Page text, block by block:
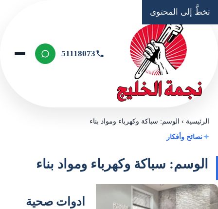
تخطَّ إلى المحتوى
51118073
الرئيسية ›الوسم: سباكة وكهرباء ومواد بناء
نصائح وأفكار
الوسم: سباكة وكهرباء ومواد بناء
ادوات صحية